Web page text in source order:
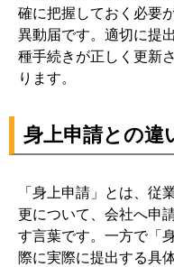
9-2. 住所変更だけで
9-3. 扶養家族の変更
9-4. 提出が遅れた場
確に把握しておく必要
異動届です。適切に提
種手続きが正しく更新
ります。
身上申請との違
「身上申請」とは、従
更について、会社へ申
す言葉です。一方で「
際に実際に提出する具